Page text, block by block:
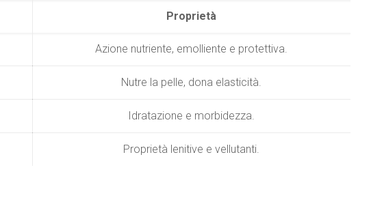
Proprietà
Azione nutriente, emolliente e protettiva.
Nutre la pelle, dona elasticità.
Idratazione e morbidezza.
Proprietà lenitive e vellutanti.